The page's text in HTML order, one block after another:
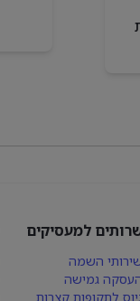
למעסיקים
השמה
גמישה
לתקופות קצרות